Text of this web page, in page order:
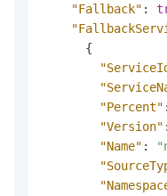
"Fallback" :
{
"Percent" :
"Version" :
"Name" :